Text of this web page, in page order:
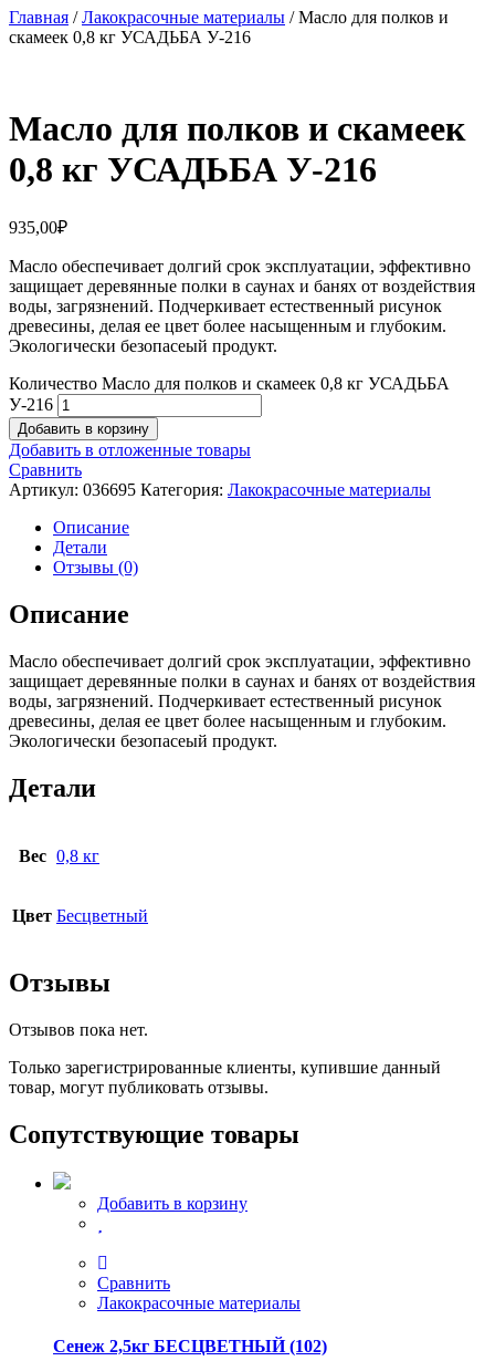
Главная /Лакокрасочные материалы / Масло для полков и
скамеек 0,8 кг УСАДЬБА У-216
Масло для полков и скамеек
0,8 кг УСАДЬБА У-216
935,00₽
Масло обеспечивает долгий срок эксплуатации, эффективно
защищает деревянные полки в саунах и банях от воздействия
воды, загрязнений. Подчеркивает естественный рисунок
древесины, делая ее цвет более насыщенным и глубоким.
Экологически безопасеый продукт.
Количество Масло для полков и скамеек 0,8 кг УСАДЬБА
У-216
Добавить в корзину
Добавить в отложенные товары
Сравнить
Артикул: 036695 Категория: Лакокрасочные материалы
Описание
Детали
Отзывы (0)
Описание
Масло обеспечивает долгий срок эксплуатации, эффективно
защищает деревянные полки в саунах и банях от воздействия
воды, загрязнений. Подчеркивает естественный рисунок
древесины, делая ее цвет более насыщенным и глубоким.
Экологически безопасеый продукт.
Детали
Вес 0,8 кг
Цвет Бесцветный
Отзывы
Отзывов пока нет.
Только зарегистрированные клиенты, купившие данный
товар, могут публиковать отзывы.
Сопутствующие товары
Добавить в корзину
Сравнить
Лакокрасочные материалы
Сенеж 2,5кг БЕСЦВЕТНЫЙ (102)